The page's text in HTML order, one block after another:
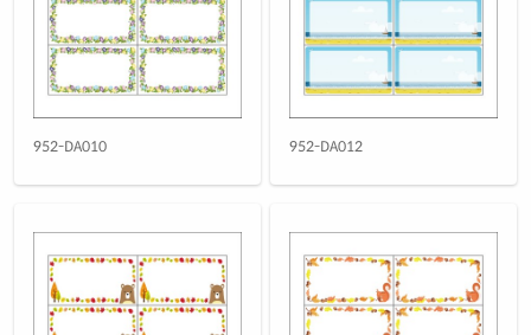
952-DA010 952-DA012